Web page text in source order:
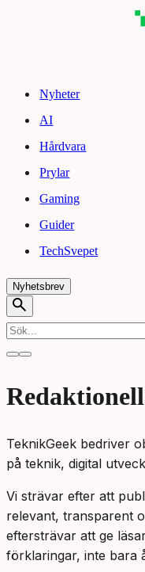
Nyheter
AI
Hårdvara
Prylar
Gaming
Guider
TechSvepet
Nyhetsbrev
TeknikGeek bedriver
på teknik, digital
Vi strävar efter att
relevant, transparent
eftersträvar att ge
förklaringar, inte bara